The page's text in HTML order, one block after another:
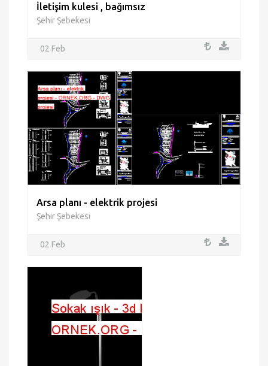
İletişim kulesi , bağımsız
Şehir Şebekesi
02 Feb
Arsa planı - elektrik projesi
Şehir Şebekesi
02 Feb